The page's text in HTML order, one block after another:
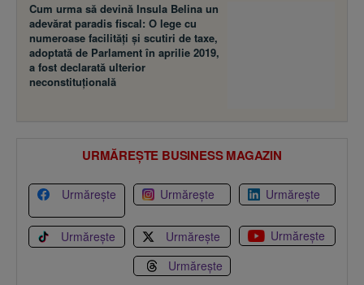
Cum urma să devină Insula Belina un
adevărat paradis fiscal: O lege cu
numeroase facilităţi şi scutiri de taxe,
adoptată de Parlament în aprilie 2019,
a fost declarată ulterior
neconstituţională
URMĂREȘTE BUSINESS MAGAZIN
Urmărește Urmărește Urmărește
Urmărește Urmărește
Urmărește
Urmărește